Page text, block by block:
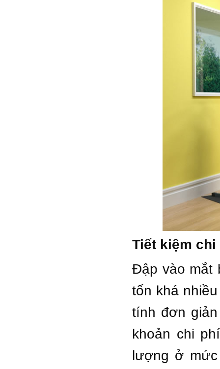
Tiết kiệm
Đập vào mắt
tốn khá
tính đơn
khoản chi
lượng ở